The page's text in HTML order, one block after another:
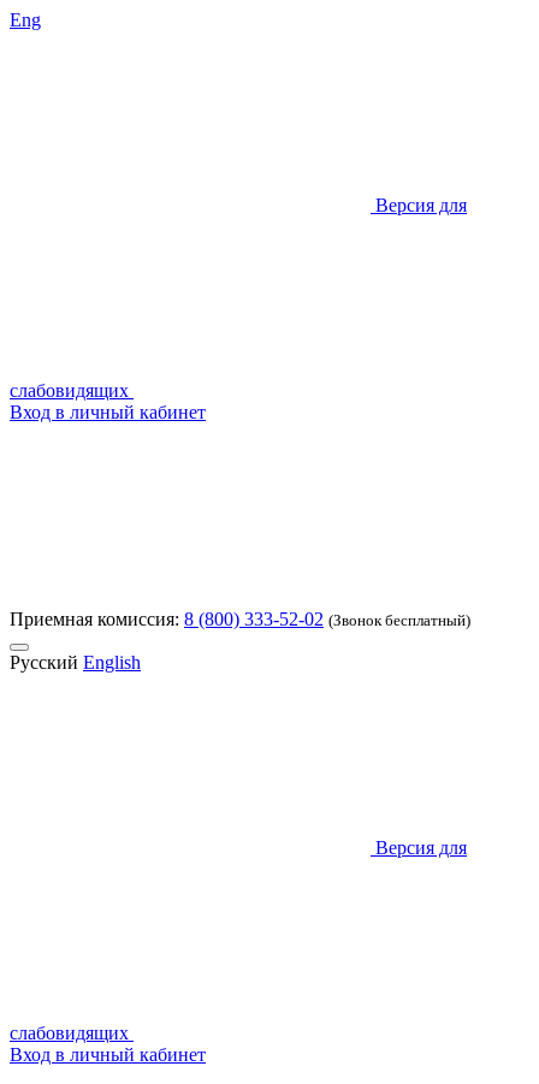
Eng
Версия для
слабовидящих
Вход в личный кабинет
Приемная комиссия: 8 (800) 333-52-02 (Звонок бесплатный)
Русский English
Версия для
слабовидящих
Вход в личный кабинет